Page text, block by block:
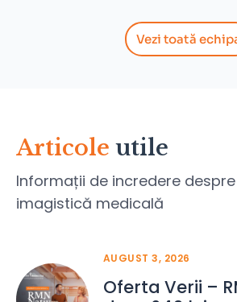
Vezi toată
Articole utile
Informații de incredere
imagistică medicală
AUGUST 3, 2026
Oferta Verii –